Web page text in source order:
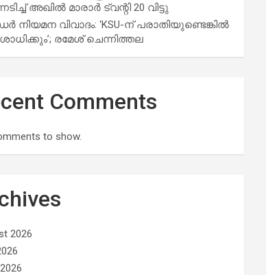
അഖില്‍ മാരാര്‍ ട്വന്റി 20 വിട്ടു
നിയമന വിവാദം: ‘KSU-ന് പരാതിയുണ്ടെങ്കിൽ
രമേശ് ചെന്നിത്തല
Comments
to show.
2026